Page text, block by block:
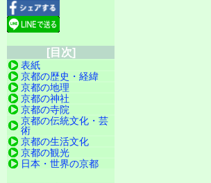
[目次]
表紙
京都の歴史・経緯
京都の地理
京都の神社
京都の寺院
京都の伝統文化・芸
術
京都の生活文化
京都の観光
日本・世界の京都